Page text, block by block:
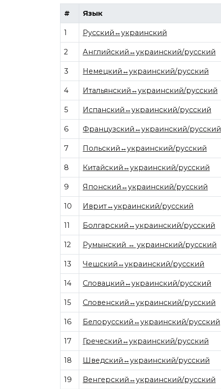
# Язык
1 Русский↔украинский
2 Английский↔украинский/русский
3 Немецкий↔украинский/русский
4 Итальянский↔украинский/русский
5 Испанский↔украинский/русский
6 Французский↔украинский/русский
7 Польский↔украинский/русский
8 Китайский↔украинский/русский
9 Японский↔украинский/русский
10 Иврит↔украинский/русский
11 Болгарский↔украинский/русский
12 Румынский ↔ украинский/русский
13 Чешский↔украинский/русский
14 Словацкий↔украинский/русский
15 Словенский↔украинский/русский
16 Белорусский↔украинский/русский
17 Греческий↔украинский/русский
18 Шведский↔украинский/русский
19 Венгерский↔украинский/русский